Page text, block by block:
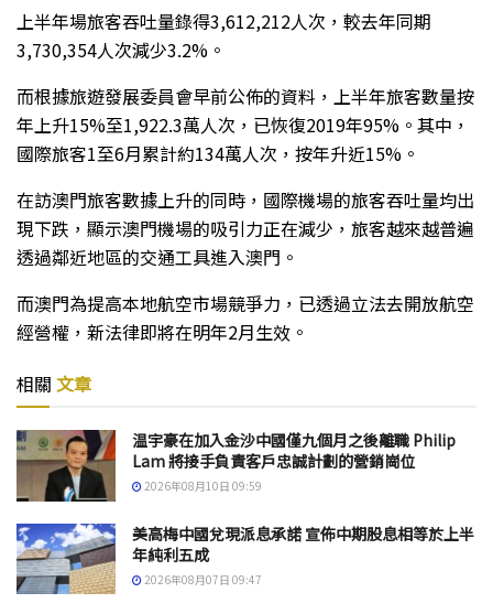
上半年場旅客吞吐量錄得3,612,212人次，較去年同期
3,730,354人次減少3.2%。
而根據旅遊發展委員會早前公佈的資料，上半年旅客數量按
年上升15%至1,922.3萬人次，已恢復2019年95%。其中，
國際旅客1至6月累計約134萬人次，按年升近15%。
在訪澳門旅客數據上升的同時，國際機場的旅客吞吐量均出
現下跌，顯示澳門機場的吸引力正在減少，旅客越來越普遍
透過鄰近地區的交通工具進入澳門。
而澳門為提高本地航空市場競爭力，已透過立法去開放航空
經營權，新法律即將在明年2月生效。
相關 文章
温宇豪在加入金沙中國僅九個月之後離職 Philip
Lam 將接手負責客戶忠誠計劃的營銷崗位
2026年08月10日 09:59
美高梅中國兌現派息承諾 宣佈中期股息相等於上半
年純利五成
2026年08月07日 09:47